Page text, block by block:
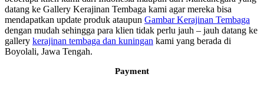
datang ke Gallery Kerajinan Tembaga kami agar mereka bisa
mendapatkan update produk ataupun Gambar Kerajinan Tembaga
dengan mudah sehingga para klien tidak perlu jauh – jauh datang ke
gallery kerajinan tembaga dan kuningan kami yang berada di
Boyolali, Jawa Tengah.
Payment